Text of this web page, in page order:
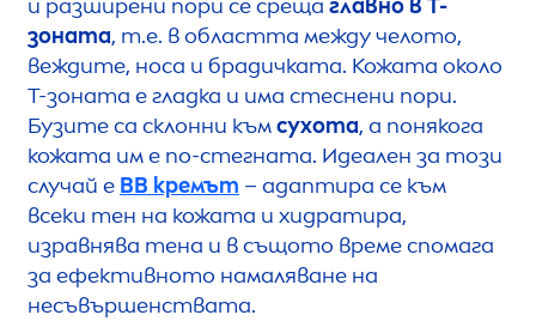
и разширени пори се среща главно в Т-
зоната, т.е. в областта между челото,
веждите, носа и брадичката. Кожата около
Т-зоната е гладка и има стеснени пори.
Бузите са склонни къмсухота, а понякога
кожата им е по-стегната. Идеален за този
случай е BB кремът – адаптира се към
всеки тен на кожата и хидратира,
изравнява тена и в същото време спомага
за ефективното намаляване на
несъвършенствата.